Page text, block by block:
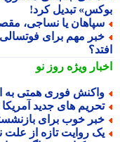
تبدیل کرد!
یا نساجی، مقصد
مهم برای فوتسالی
ویژهروز نو
فوری همتی به
های جدید آمریکا
خوب برای
روایت تازه از علت